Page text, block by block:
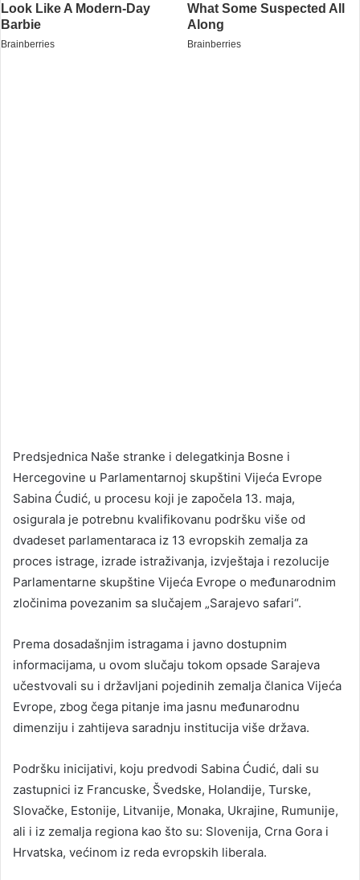
Predsjednica Naše stranke i delegatkinja Bosne i
Hercegovine u Parlamentarnoj skupštini Vijeća Evrope
Sabina Ćudić, u procesu koji je započela 13. maja,
osigurala je potrebnu kvalifikovanu podršku više od
dvadeset parlamentaraca iz 13 evropskih zemalja za
proces istrage, izrade istraživanja, izvještaja i rezolucije
Parlamentarne skupštine Vijeća Evrope o međunarodnim
zločinima povezanim sa slučajem „Sarajevo safari“.
Prema dosadašnjim istragama i javno dostupnim
informacijama, u ovom slučaju tokom opsade Sarajeva
učestvovali su i državljani pojedinih zemalja članica Vijeća
Evrope, zbog čega pitanje ima jasnu međunarodnu
dimenziju i zahtijeva saradnju institucija više država.
Podršku inicijativi, koju predvodi Sabina Ćudić, dali su
zastupnici iz Francuske, Švedske, Holandije, Turske,
Slovačke, Estonije, Litvanije, Monaka, Ukrajine, Rumunije,
ali i iz zemalja regiona kao što su: Slovenija, Crna Gora i
Hrvatska, većinom iz reda evropskih liberala.